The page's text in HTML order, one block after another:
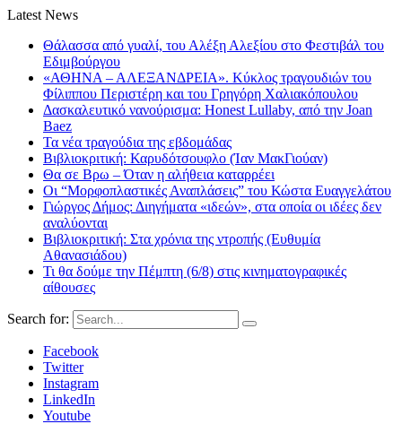
Latest News
Θάλασσα από γυαλί, του Αλέξη Αλεξίου στο Φεστιβάλ του
Εδιμβούργου
«ΑΘΗΝΑ – ΑΛΕΞΑΝΔΡΕΙΑ». Κύκλος τραγουδιών του
Φίλιππου Περιστέρη και του Γρηγόρη Χαλιακόπουλου
Δασκαλευτικό νανούρισμα: Honest Lullaby, από την Joan
Baez
Τα νέα τραγούδια της εβδομάδας
Βιβλιοκριτική: Καρυδότσουφλο (Ίαν ΜακΓιούαν)
Θα σε Βρω – Όταν η αλήθεια καταρρέει
Οι “Μορφοπλαστικές Αναπλάσεις” του Κώστα Ευαγγελάτου
Γιώργος Δήμος: Διηγήματα «ιδεών», στα οποία οι ιδέες δεν
αναλύονται
Βιβλιοκριτική: Στα χρόνια της ντροπής (Ευθυμία
Αθανασιάδου)
Τι θα δούμε την Πέμπτη (6/8) στις κινηματογραφικές
αίθουσες
Search for:
Facebook
Twitter
Instagram
LinkedIn
Youtube